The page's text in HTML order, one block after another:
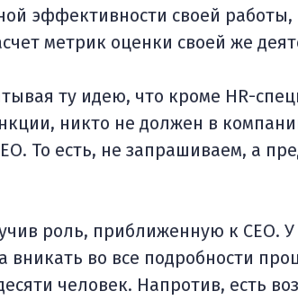
эффективности своей работы,
метрик оценки своей же
ту идею, что кроме HR-
никто не должен в
То есть, не запрашиваем, а
роль, приближенную к СЕО.
во все подробности
человек. Напротив, есть